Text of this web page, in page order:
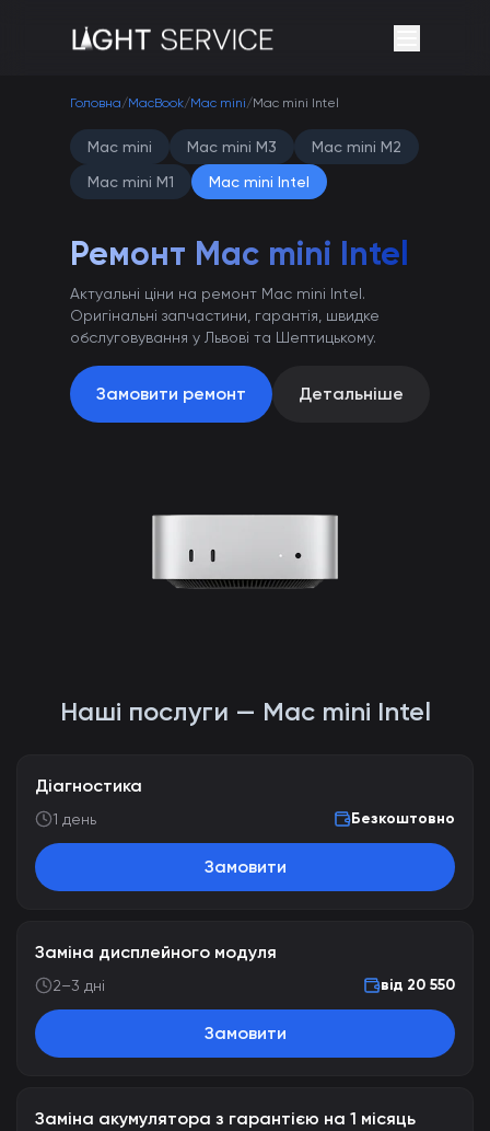
Головна/MacBook/Mac mini/Mac mini Intel
Mac mini Mac mini M3
Mac mini M2
Mac mini M1
Mac mini Intel
Ремонт Mac mini Intel
Актуальні ціни на ремонт Mac mini Intel.
Оригінальні запчастини, гарантія, швидке
обслуговування у Львові та Шептицькому.
Замовити ремонт Детальніше
Наші послуги — Mac mini Intel
Діагностика
1 день Безкоштовно
Замовити
Заміна дисплейного модуля
2–3 дні від 20 550
Замовити
Заміна акумулятора з гарантією на 1 місяць